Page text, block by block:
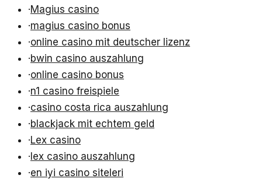
·Magius casino
·magius casino bonus
·online casino mit deutscher lizenz
·bwin casino auszahlung
·online casino bonus
·n1 casino freispiele
·casino costa rica auszahlung
·blackjack mit echtem geld
·Lex casino
· lex casino auszahlung
·en iyi casino siteleri